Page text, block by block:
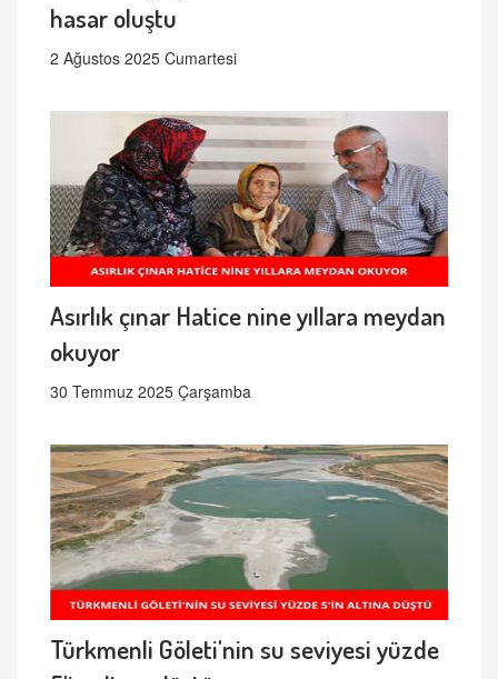
hasar oluştu
2 Ağustos 2025 Cumartesi
Asırlık çınar Hatice nine yıllara meydan
okuyor
30 Temmuz 2025 Çarşamba
Türkmenli Göleti'nin su seviyesi yüzde